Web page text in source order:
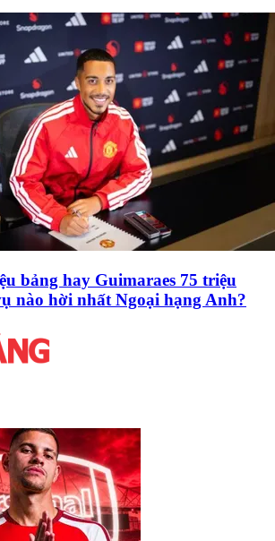
bảng hay Guimaraes 75 triệu
nào hời nhất Ngoại hạng Anh?